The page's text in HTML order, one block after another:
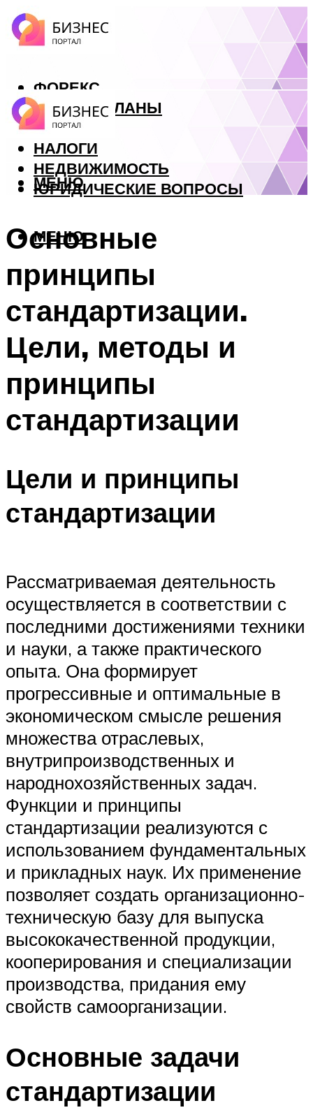
ФОРЕКС
БИЗНЕС ПЛАНЫ
КРЕДИТЫ
НАЛОГИ
НЕДВИЖИМОСТЬ
ЮРИДИЧЕСКИЕ ВОПРОСЫ
МЕНЮ
МЕНЮ
Основные
принципы
стандартизации.
Цели, методы и
принципы
стандартизации
Цели и принципы
стандартизации
Рассматриваемая деятельность
осуществляется в соответствии с
последними достижениями техники
и науки, а также практического
опыта. Она формирует
прогрессивные и оптимальные в
экономическом смысле решения
множества отраслевых,
внутрипроизводственных и
народнохозяйственных задач.
Функции и принципы
стандартизации реализуются с
использованием фундаментальных
и прикладных наук. Их применение
позволяет создать организационно-
техническую базу для выпуска
высококачественной продукции,
кооперирования и специализации
производства, придания ему
свойств самоорганизации.
Основные задачи
стандартизации